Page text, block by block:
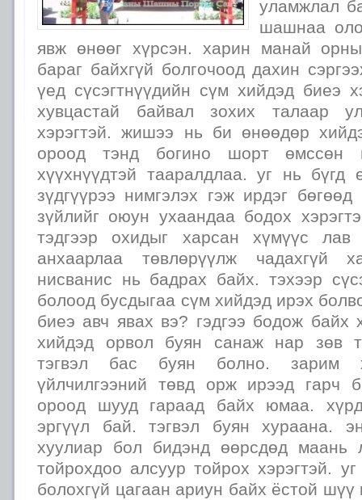
уламжлал
шашнаа
явж өнөөг хүрсэн. харин манай
бараг байхгүй болгочоод дахин
үед сүсэгтнүүдийн сүм хийдэд биеэ
хувцастай байвал зохих талаар
хэрэгтэй. жишээ нь би өнөөдөр
ороод тэнд богино шорт өмссөн
хүүхнүүдтэй тааралдлаа. уг нь бүгд
зүдгүүрээ нимгэлэх гэж ирдэг
зүйлийг оюун ухаандаа бодох
тэдгээр охидыг харсан хүмүүс
анхаарлаа төвлөрүүлж чадахгүй
нисванис нь бадрах байх. тэхээр
болоод бусдыгаа сүм хийдэд ирэх
биеэ авч явах вэ? гэдгээ бодож байх
хийдэд орвол буян санаж нар зөв
тэгвэл бас буян болно. зарим
үйлчилгээний төвд орж ирээд гарч
ороод шууд гараад байх юмаа.
эргүүл бай. тэгвэл буян хураана.
хуулиар бол бидэнд өөрсдөд маань
тойрохдоо алсуур тойрох хэрэгтэй.
болохгүй цагаан ариун байх ёстой шүү